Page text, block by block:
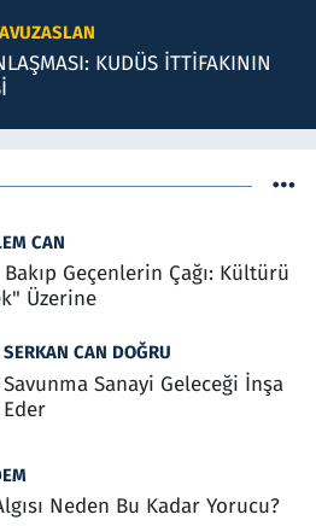
KUDÜS İTTİFAKININ
CAN
Geçenlerin Çağı: Kültürü
Üzerine
SERKAN CAN DOĞRU
Savunma Sanayi Geleceği İnşa
Eder
Neden Bu Kadar Yorucu?